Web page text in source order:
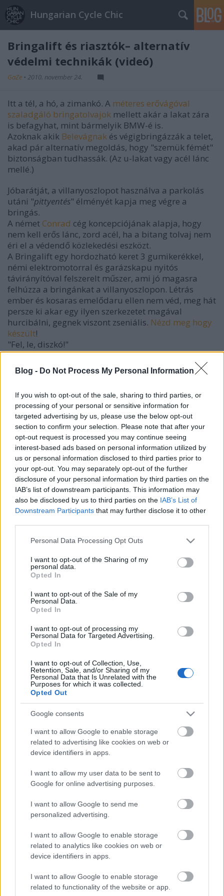
Blog - Do Not Process My Personal Information
If you wish to opt-out of the sale, sharing to third parties, or
processing of your personal or sensitive information for
targeted advertising by us, please use the below opt-out
section to confirm your selection. Please note that after your
opt-out request is processed you may continue seeing
interest-based ads based on personal information utilized by
us or personal information disclosed to third parties prior to
your opt-out. You may separately opt-out of the further
disclosure of your personal information by third parties on the
IAB’s list of downstream participants. This information may
also be disclosed by us to third parties on the IAB’s List of
Downstream Participants that may further disclose it to other
Please note that this website/app uses one or more Google
not limited to your visit or usage behaviour. You may click to
grant or deny consent to Google and its third-party tags to
use your data for below specified purposes in below Google
consent section.
Personal Data Processing Opt Outs
I want to opt-out of the Sharing of my
personal data.
Opted In
I want to opt-out of the Sale of my
Personal Data.
Opted In
I want to opt-out of processing my
Personal Data for Targeted Advertising.
Opted In
I want to opt-out of Collection, Use,
Retention, Sale, and/or Sharing of my
Personal Data that Is Unrelated with the
Purposes for which it was collected.
Opted Out
Google consents
I want to allow Google to enable storage
related to advertising like cookies on web or
device identifiers in apps.
I want to allow my user data to be sent to
Google for online advertising purposes.
I want to allow Google to send me
personalized advertising.
I want to allow Google to enable storage
related to analytics like cookies on web or
device identifiers in apps.
I want to allow Google to enable storage
related to functionality of the website or app.
Hungarian Cycle Chic
Bringalift és riasztók– alternatív
védelmi technikák (videó)
GaZe • 2010. november 24.
Itt a tél, a hó, a zimankó. A méteres erővágóval
szaladgáló bringatolvajok mellett akár a lakat zára
is befagyhat, mint bármelyik BMW-é is.
Azoknak akik Belevágnak és végigbringázzák a telet,
akad pár alternatív megoldás, hogy "szemük fémét"
biztonságban tudhassák. (Az u-lakat vagy acél lánc
mellé.)
Jóbarátját, a villanyoszlopot használva a parkolás
utáni "pittyentés" élményét kapja meg végre a
bringás.
A német Conrad cég koncepciójának alapja, hogy
nem kell erős lánc, zord acél, ha a bitang tolvaj nem
éri el a védendő közlekedési eszközt.
A Bringalift egy hordozható keret 3 gumikerékkel,
némi elektromotorral és garázskapu nyitós
távirányítóval felszerelt műszer, ami jó magasra
felhúzza a bringánkat a villanyoszlopon. Létrás
ember és kosaras emelődaru ellen nem véd, meg hát
persze ki akar egy ilyen szerkezetet magával
hurcibálni, gegnek viszont zseniális. Nézd meg hogy
készült!
"Fel, le, diszkó!"
dobákpeti
Az olasz bringás
Regisztráció után kapunk egy jeladót, amit a
biciklire szerelhetünk. Ha egy illetéktelen kéz elvinné
biciklitárolóból, beindul egy riasztó, a tulaj pedig
sms-t kap ezzel a szöveggel: "Ellopták a biciklidet."
forrás:La Repubblica